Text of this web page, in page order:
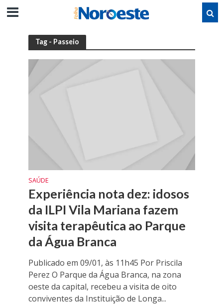
Tag - Passeio
SAÚDE
Experiência nota dez: idosos
da ILPI Vila Mariana fazem
visita terapêutica ao Parque
da Água Branca
Publicado em 09/01, às 11h45 Por Priscila
Perez O Parque da Água Branca, na zona
oeste da capital, recebeu a visita de oito
conviventes da Instituição de Longa...